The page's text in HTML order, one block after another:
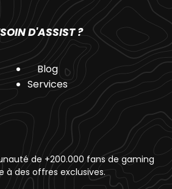
D'ASSIST ?
Blog
Services
de +200.000 fans de gaming
des offres exclusives.